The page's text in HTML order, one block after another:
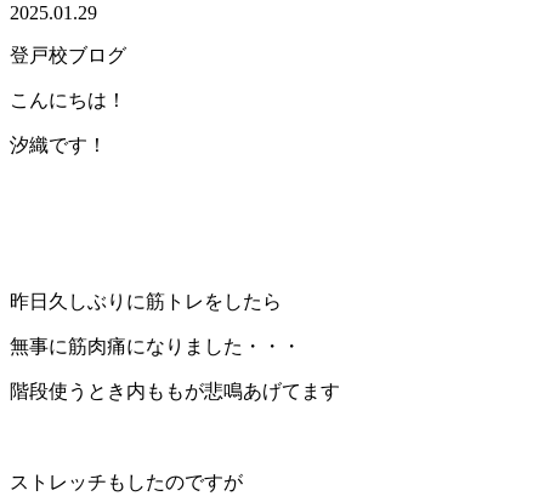
2025.01.29
登戸校ブログ
こんにちは！
汐織です！
昨日久しぶりに筋トレをしたら
無事に筋肉痛になりました・・・
階段使うとき内ももが悲鳴あげてます
ストレッチもしたのですが